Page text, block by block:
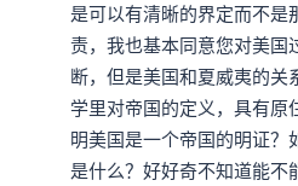
是可以有清晰的界定而不是
责，我也基本同意您对美国
断，但是美国和夏威夷的关
学里对帝国的定义，具有原
明美国是一个帝国的明证？
是什么？好好奇不知道能不